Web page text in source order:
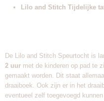
Lilo and Stitch Tijdelijke
De Lilo and Stitch Speurtocht is
2 uur met de kinderen op pad te
gemaakt worden. Dit staat
draaiboek. Ook zijn er in het
eventueel zelf toegevoegd